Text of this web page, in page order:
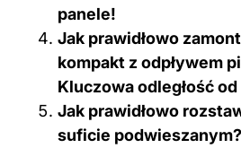
panele!
Jak prawidłowo
kompakt z odpływem
Kluczowa odległość
Jak prawidłowo
suficie